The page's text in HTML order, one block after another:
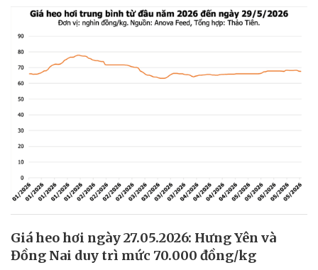
Giá heo hơi ngày 27.05.2026: Hưng Yên và
Đồng Nai duy trì mức 70.000 đồng/kg